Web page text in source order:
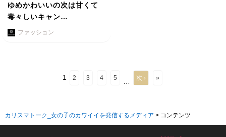
ゆめかわいいの次は甘くて
毒々しいキャン…
ファッション
1 2 3 4 5 次 › »
カリスマトーク_女の子のカワイイを発信するメディア > コンテンツ